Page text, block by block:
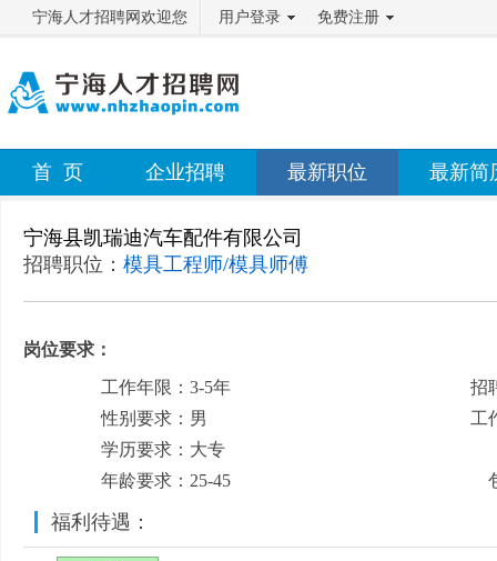
宁海人才招聘网欢迎您 用户登录 免费注册
首 页 企业招聘 最新职位 最新简
宁海县凯瑞迪汽车配件有限公司
招聘职位： 模具工程师/模具师傅
岗位要求：
工作年限：3-5年
性别要求：男
学历要求：大专
年龄要求：25-45
招
工
福利待遇：